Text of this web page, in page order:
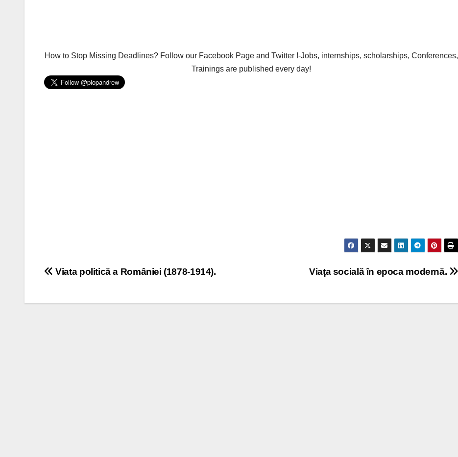
How to Stop Missing Deadlines? Follow our Facebook Page and Twitter !-Jobs, internships, scholarships, Conferences,
Trainings are published every day!
Post
Viaţa socială în epoca modernă.
Viata politică a României (1878-1914).